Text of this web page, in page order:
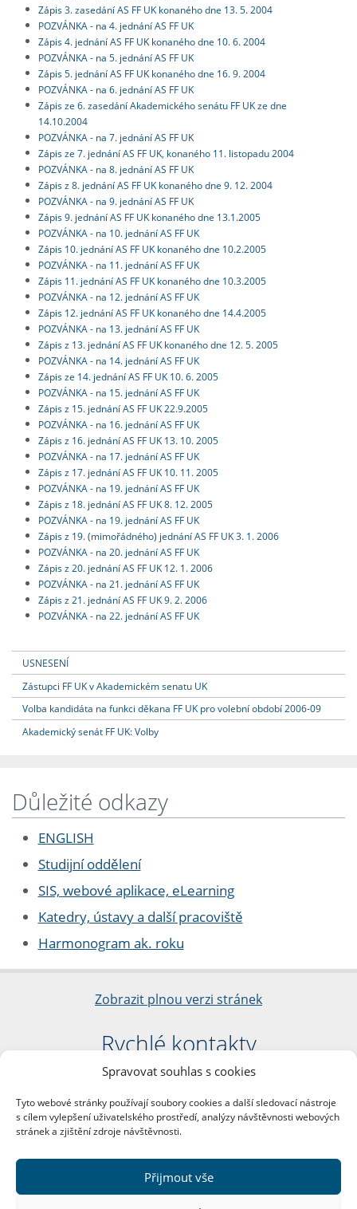
Spravovat souhlas s cookies
Tyto webové stránky používají soubory cookies a další sledovací nástroje
s cílem vylepšení uživatelského prostředí, analýzy návštěvnosti webových
stránek a zjištění zdroje návštěvnosti.
Přijmout vše
Zápis 3. zasedání AS FF UK konaného dne 13. 5. 2004
POZVÁNKA - na 4. jednání AS FF UK
Zápis 4. jednání AS FF UK konaného dne 10. 6. 2004
POZVÁNKA - na 5. jednání AS FF UK
Zápis 5. jednání AS FF UK konaného dne 16. 9. 2004
POZVÁNKA - na 6. jednání AS FF UK
Zápis ze 6. zasedání Akademického senátu FF UK ze dne
14.10.2004
POZVÁNKA - na 7. jednání AS FF UK
Zápis ze 7. jednání AS FF UK, konaného 11. listopadu 2004
POZVÁNKA - na 8. jednání AS FF UK
Zápis z 8. jednání AS FF UK konaného dne 9. 12. 2004
POZVÁNKA - na 9. jednání AS FF UK
Zápis 9. jednání AS FF UK konaného dne 13.1.2005
POZVÁNKA - na 10. jednání AS FF UK
Zápis 10. jednání AS FF UK konaného dne 10.2.2005
POZVÁNKA - na 11. jednání AS FF UK
Zápis 11. jednání AS FF UK konaného dne 10.3.2005
POZVÁNKA - na 12. jednání AS FF UK
Zápis 12. jednání AS FF UK konaného dne 14.4.2005
POZVÁNKA - na 13. jednání AS FF UK
Zápis z 13. jednání AS FF UK konaného dne 12. 5. 2005
POZVÁNKA - na 14. jednání AS FF UK
Zápis ze 14. jednání AS FF UK 10. 6. 2005
POZVÁNKA - na 15. jednání AS FF UK
Zápis z 15. jednání AS FF UK 22.9.2005
POZVÁNKA - na 16. jednání AS FF UK
Zápis z 16. jednání AS FF UK 13. 10. 2005
POZVÁNKA - na 17. jednání AS FF UK
Zápis z 17. jednání AS FF UK 10. 11. 2005
POZVÁNKA - na 19. jednání AS FF UK
Zápis z 18. jednání AS FF UK 8. 12. 2005
POZVÁNKA - na 19. jednání AS FF UK
Zápis z 19. (mimořádného) jednání AS FF UK 3. 1. 2006
POZVÁNKA - na 20. jednání AS FF UK
Zápis z 20. jednání AS FF UK 12. 1. 2006
POZVÁNKA - na 21. jednání AS FF UK
Zápis z 21. jednání AS FF UK 9. 2. 2006
POZVÁNKA - na 22. jednání AS FF UK
USNESENÍ
Zástupci FF UK v Akademickém senatu UK
Volba kandidáta na funkci děkana FF UK pro volební období 2006-09
Akademický senát FF UK: Volby
Důležité odkazy
ENGLISH
Studijní oddělení
SIS, webové aplikace, eLearning
Katedry, ústavy a další pracoviště
Harmonogram ak. roku
Zobrazit plnou verzi stránek
Rychlé kontakty
Filozofická fakulta
nám. Jana Palacha 1/2
116 38 Praha 1
DIČ: CZ00216208
Další kontakty